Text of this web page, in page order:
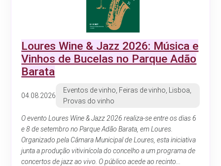
Loures Wine & Jazz 2026: Música e
Vinhos de Bucelas no Parque Adão
Barata
04.08.2026
Eventos de vinho, Feiras de vinho, Lisboa,
Provas do vinho
O evento Loures Wine & Jazz 2026 realiza-se entre os dias 6
e 8 de setembro no Parque Adão Barata, em Loures.
Organizado pela Câmara Municipal de Loures, esta iniciativa
junta a produção vitivinícola do concelho a um programa de
concertos de jazz ao vivo. O público acede ao recinto...